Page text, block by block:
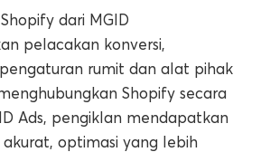
dari MGID
pelacakan konversi,
rumit dan alat pihak
Shopify secara
Ads, pengiklan mendapatkan
optimasi yang lebih